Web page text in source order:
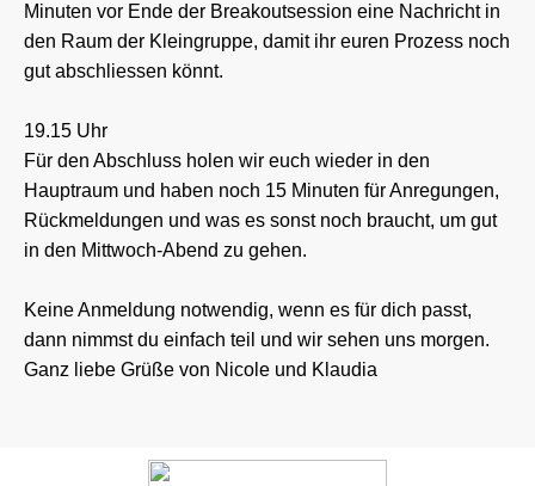
Minuten vor Ende der Breakoutsession eine Nachricht in
den Raum der Kleingruppe, damit ihr euren Prozess noch
gut abschliessen könnt.
19.15 Uhr
Für den Abschluss holen wir euch wieder in den
Hauptraum und haben noch 15 Minuten für Anregungen,
Rückmeldungen und was es sonst noch braucht, um gut
in den Mittwoch-Abend zu gehen.
Keine Anmeldung notwendig, wenn es für dich passt,
dann nimmst du einfach teil und wir sehen uns morgen.
Ganz liebe Grüße von Nicole und Klaudia